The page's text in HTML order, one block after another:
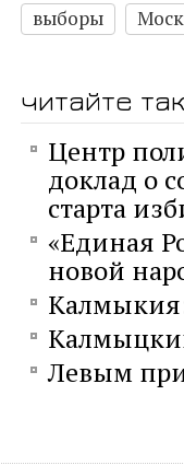
выборы
читайте
Центр
доклад о
старта
«Единая
новой
Левым